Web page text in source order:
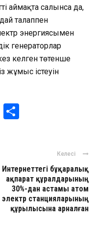
аймақта салынса да,
талаппен
энергиясымен
генераторлар
келген төтенше
жұмыс істеуін
Messenger
Келесі
Интернеттегі бұқаралық
ақпарат құралдарының
30%-дан астамы атом
электр станцияларының
құрылысына арналған